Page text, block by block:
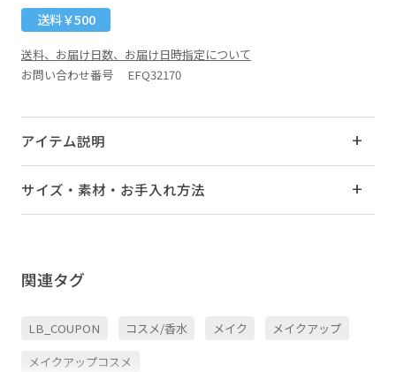
送料￥500
送料、お届け日数、お届け日時指定について
お問い合わせ番号 EFQ32170
アイテム説明
サイズ・素材・お手入れ方法
関連タグ
LB_COUPON コスメ/香水 メイク メイクアップ
メイクアップコスメ